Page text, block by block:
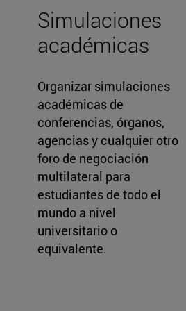
Simulaciones
académicas
Organizar simulaciones
académicas de
conferencias, órganos,
agencias y cualquier otro
foro de negociación
multilateral para
estudiantes de todo el
mundo a nivel
universitario o
equivalente.